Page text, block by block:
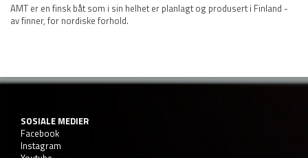
AMT er en finsk båt som i sin helhet er planlagt og produsert i Finland -
av finner, for nordiske forhold.
SOSIALE MEDIER
Facebook
Instagram